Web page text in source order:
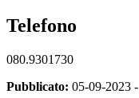
Telefono
080.9301730
Pubblicato: 05-09-2023 -